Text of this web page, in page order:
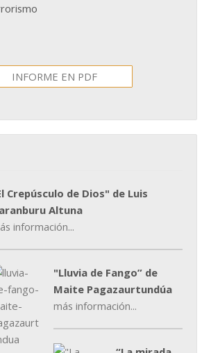
INFORME EN PDF
Crepúsculo de Dios" de Luis
Altuna
información...
"Lluvia de Fango” de
Maite Pagazaurtundúa
más información...